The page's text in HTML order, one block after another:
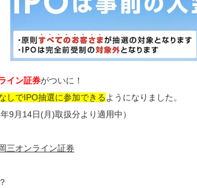
イン証券がついに！
しでIPO抽選に参加できる ようになりました。
年9月14日(月)取扱分より適用中）
岡三オンライン証券